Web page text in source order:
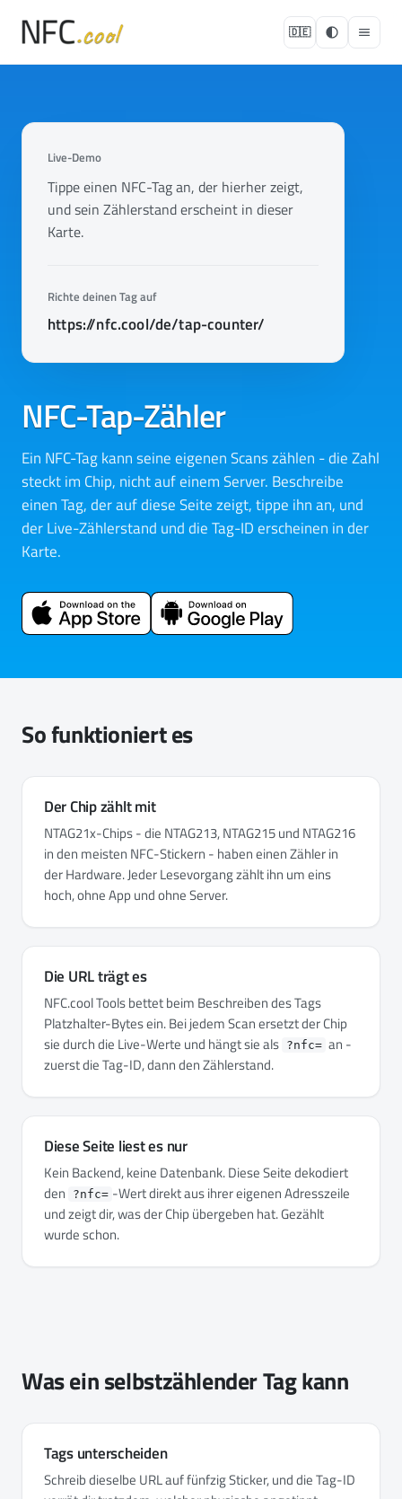
🇩🇪
NFC-Tap-Zähler
Ein NFC-Tag kann seine eigenen Scans zählen - die Zahl
steckt im Chip, nicht auf einem Server. Beschreibe
einen Tag, der auf diese Seite zeigt, tippe ihn an, und
der Live-Zählerstand und die Tag-ID erscheinen in der
Karte.
Live-Demo
Tippe einen NFC-Tag an, der hierher zeigt,
und sein Zählerstand erscheint in dieser
Karte.
Richte deinen Tag auf
https://nfc.cool/de/tap-counter/
So funktioniert es
Der Chip zählt mit
NTAG21x-Chips - die NTAG213, NTAG215 und NTAG216
in den meisten NFC-Stickern - haben einen Zähler in
der Hardware. Jeder Lesevorgang zählt ihn um eins
hoch, ohne App und ohne Server.
Die URL trägt es
NFC.cool Tools bettet beim Beschreiben des Tags
Platzhalter-Bytes ein. Bei jedem Scan ersetzt der Chip
sie durch die Live-Werte und hängt sie als ?nfc= an -
zuerst die Tag-ID, dann den Zählerstand.
Diese Seite liest es nur
Kein Backend, keine Datenbank. Diese Seite dekodiert
den
?nfc= -Wert direkt aus ihrer eigenen Adresszeile
und zeigt dir, was der Chip übergeben hat. Gezählt
wurde schon.
Was ein selbstzählender Tag kann
Tags unterscheiden
Schreib dieselbe URL auf fünfzig Sticker, und die Tag-ID